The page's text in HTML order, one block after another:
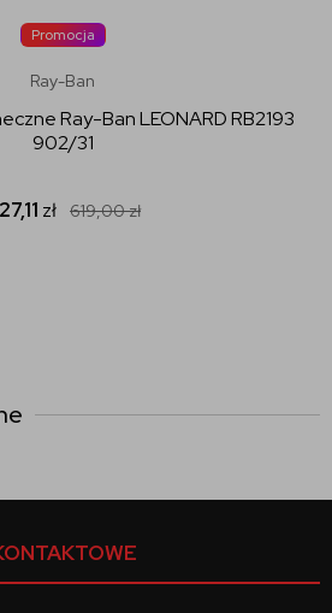
Promocja
Ray-Ban
Ray-Ban LEONARD RB2193
902/31
zł 619,00zł